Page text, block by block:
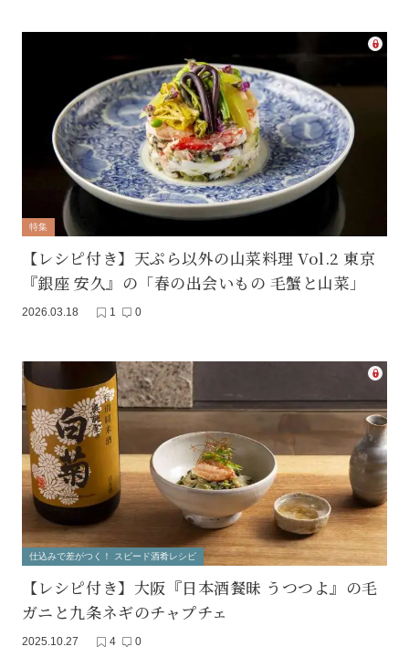
特集
【レシピ付き】天ぷら以外の山菜料理 Vol.2 東京
『銀座 安久』の「春の出会いもの 毛蟹と山菜」
2026.03.18 1 0
仕込みで差がつく！ スピード酒肴レシピ
【レシピ付き】大阪『日本酒餐昧 うつつよ』の毛
ガニと九条ネギのチャプチェ
2025.10.27 4 0